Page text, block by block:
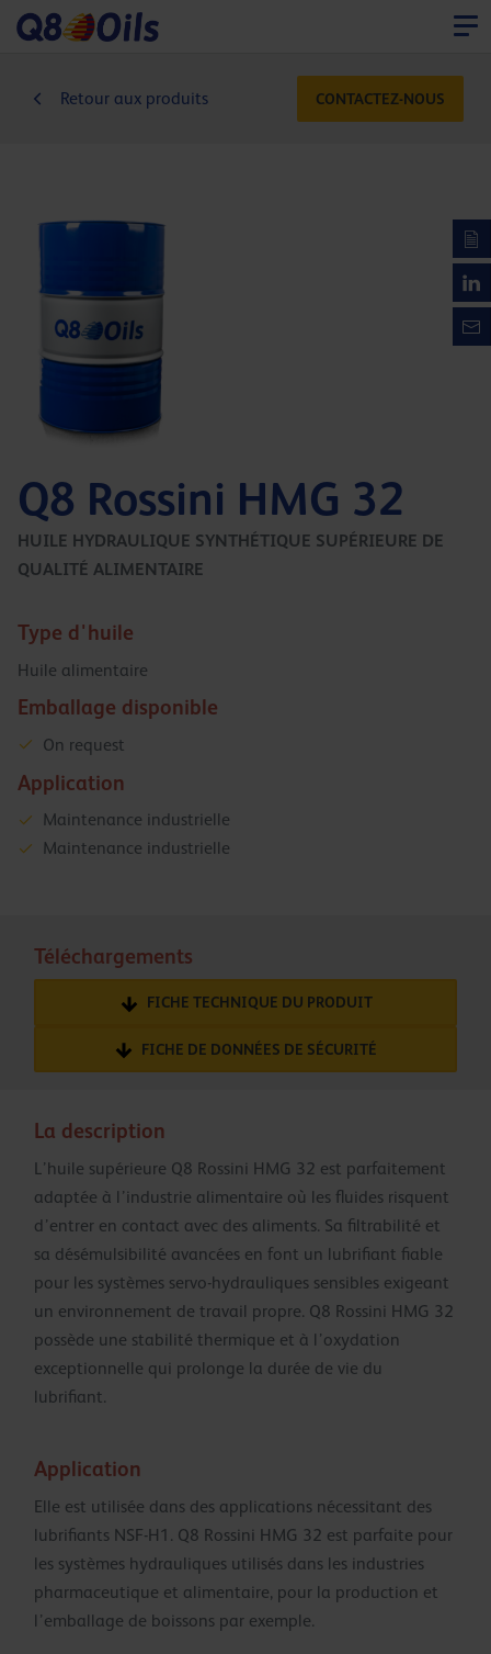
Retour aux produits CONTACTEZ-NOUS
Q8 Rossini HMG 32
HUILE HYDRAULIQUE SYNTHÉTIQUE SUPÉRIEURE DE
QUALITÉ ALIMENTAIRE
Type d'huile
Huile alimentaire
Emballage disponible
On request
Application
Maintenance industrielle
Maintenance industrielle
Téléchargements
FICHE TECHNIQUE DU PRODUIT
FICHE DE DONNÉES DE SÉCURITÉ
La description
L’huile supérieure Q8 Rossini HMG 32 est parfaitement
adaptée à l’industrie alimentaire où les fluides risquent
d’entrer en contact avec des aliments. Sa filtrabilité et
sa désémulsibilité avancées en font un lubrifiant fiable
pour les systèmes servo-hydrauliques sensibles exigeant
un environnement de travail propre. Q8 Rossini HMG 32
possède une stabilité thermique et à l’oxydation
exceptionnelle qui prolonge la durée de vie du
lubrifiant.
Application
Elle est utilisée dans des applications nécessitant des
lubrifiants NSF-H1. Q8 Rossini HMG 32 est parfaite pour
les systèmes hydrauliques utilisés dans les industries
pharmaceutique et alimentaire, pour la production et
l’emballage de boissons par exemple.